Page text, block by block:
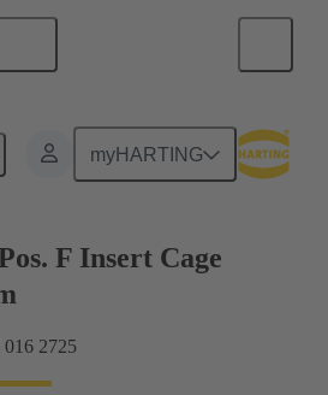
myHARTING
A
F Insert Cage
2725